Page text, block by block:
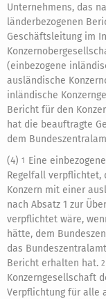
Unternehmens, das
länderbezogenen
Geschäftsleitung im
(einbezogene
ausländische
inländische
Bericht für den
hat die beauftragte
dem
(4) 1 Eine
Regelfall verpflichtet,
Konzern mit einer
nach Absatz 1 zur
verpflichtet wäre,
hätte, dem
das
Bericht erhalten hat. 2
Konzerngesellschaft
Verpflichtung für alle